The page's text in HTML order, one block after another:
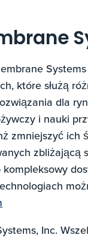
które służą
dla
i nauki
zmniejszyć ich
zbliżającą
Inc.